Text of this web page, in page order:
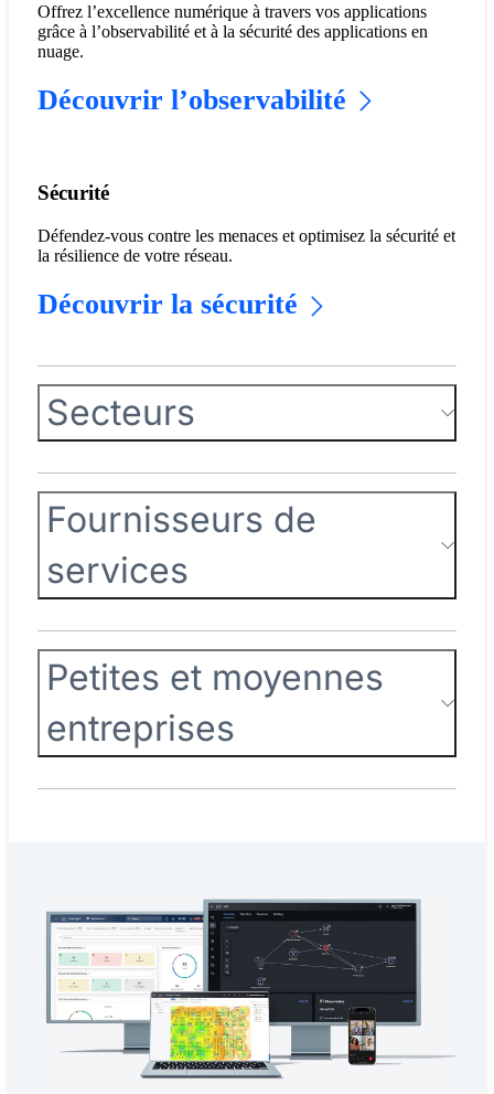
Offrez l’excellence numérique à travers vos applications
grâce à l’observabilité et à la sécurité des applications en
nuage.
Découvrir l’observabilité
Sécurité
Défendez-vous contre les menaces et optimisez la sécurité et
la résilience de votre réseau.
Découvrir la sécurité
Secteurs
Fournisseurs de
services
Petites et moyennes
entreprises